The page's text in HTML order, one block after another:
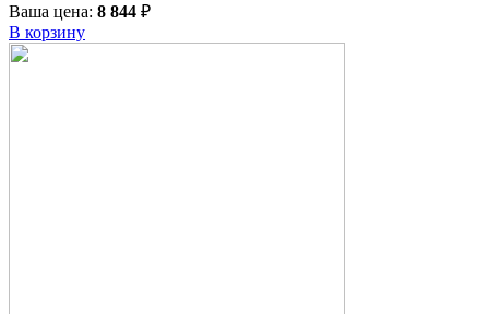
Ваша цена: 8 844 ₽
В корзину